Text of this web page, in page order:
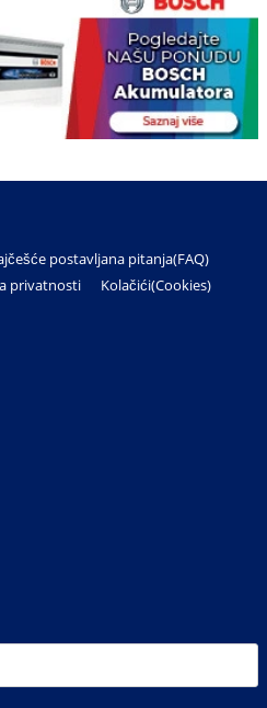
postavljana pitanja(FAQ)
privatnosti
Kolačići(Cookies)